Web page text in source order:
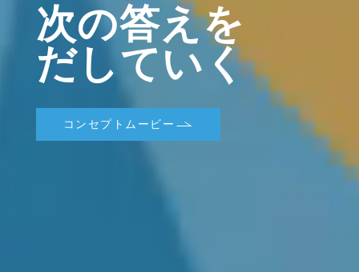
次の答えを
だしてい く
コンセプトムービー